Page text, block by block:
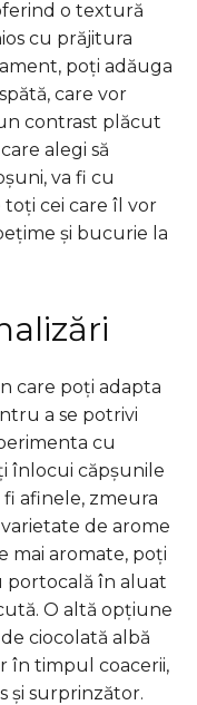
o textură
cu prăjitura
poți adăuga
care vor
contrast plăcut
alegi să
va fi cu
cei care îl vor
și bucurie la
care poți adapta
a se potrivi
cu
înlocui căpșunile
afinele, zmeura
de arome
mai aromate, poți
portocală în aluat
O altă opțiune
ciocolată albă
în timpul coacerii,
și surprinzător.